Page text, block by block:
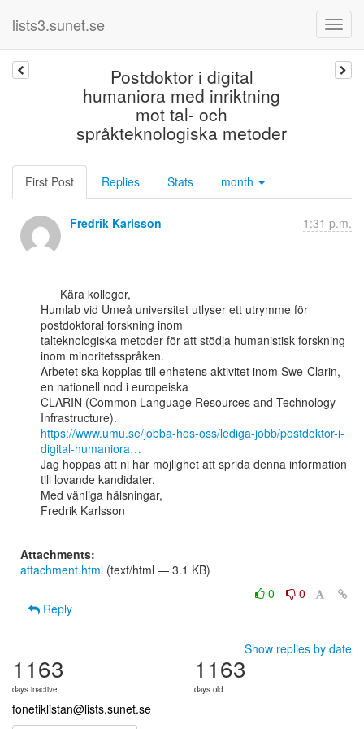
lists3.sunet.se
Postdoktor i digital
humaniora med inriktning
mot tal- och
språkteknologiska metoder
First Post Replies Stats month
Fredrik Karlsson 1:31 p.m.
Humlab vid Umeå universitet utlyser ett utrymme för
postdoktoral forskning inom
talteknologiska metoder för att stödja humanistisk forskning
inom minoritetsspråken.
Arbetet ska kopplas till enhetens aktivitet inom Swe-Clarin,
en nationell nod i europeiska
CLARIN (Common Language Resources and Technology
https://www.umu.se/jobba-hos-oss/lediga-jobb/postdoktor-i-
digital-humaniora…
Jag hoppas att ni har möjlighet att sprida denna information
till lovande kandidater.
Med vänliga hälsningar,
Fredrik Karlsson
Attachments:
attachment.html (text/html — 3.1 KB)
0
0
Reply
Show replies by date
1163
days inactive
1163
days old
fonetiklistan@lists.sunet.se